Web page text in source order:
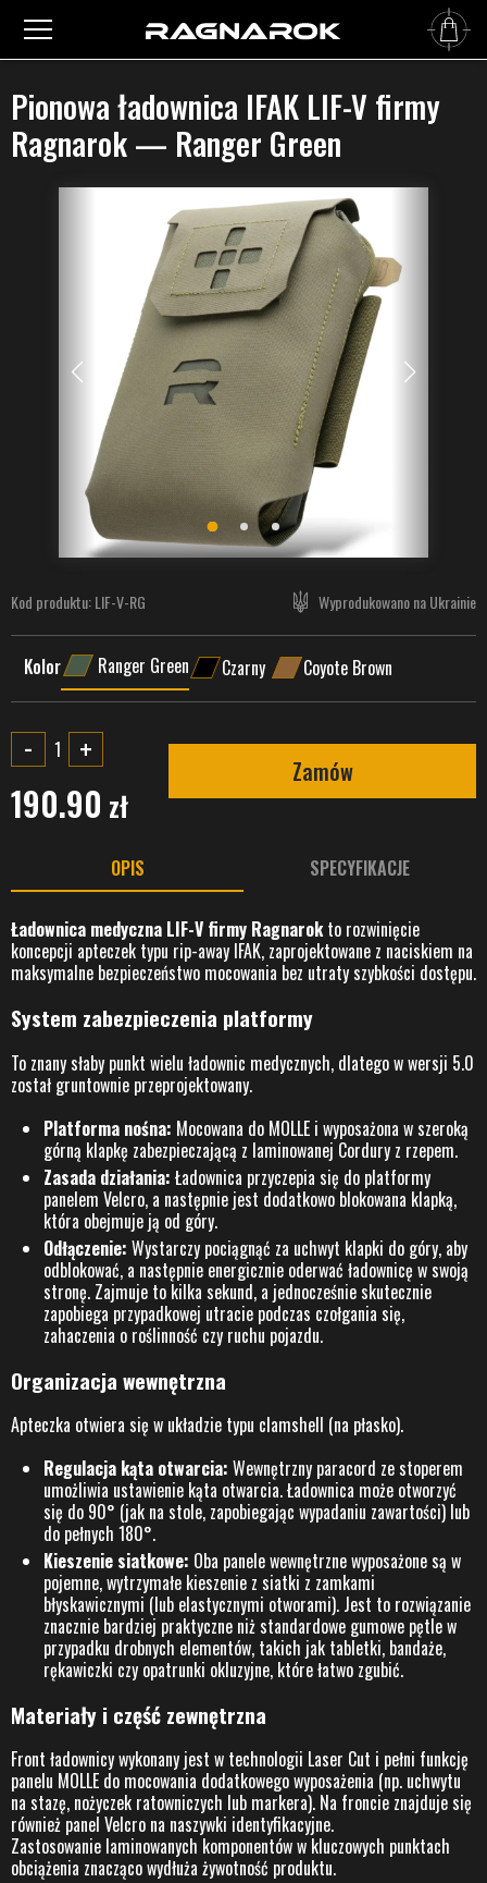
Główna› Wyposażenie taktyczne›Ładownice IFAK›Pionowa ładownica IFAK LIF-V firmy
Pionowa ładownica IFAK LIF-V firmy
Ragnarok — Ranger Green
Kod produktu:LIF-V-RG Wyprodukowano na Ukrainie
Kolor Ranger Green Czarny Coyote Brown
- +
190.90 zł
Zamów
OPIS SPECYFIKACJE
Ładownica medyczna LIF-V firmy Ragnarokto rozwinięcie
koncepcji apteczek typu rip-away IFAK, zaprojektowane z naciskiem na
maksymalne bezpieczeństwo mocowania bez utraty szybkości dostępu.
System zabezpieczenia platformy
To znany słaby punkt wielu ładownic medycznych, dlatego w wersji 5.0
został gruntownie przeprojektowany.
Platforma nośna: Mocowana do MOLLE i wyposażona w szeroką
górną klapkę zabezpieczającą z laminowanej Cordury z rzepem.
Zasada działania: Ładownica przyczepia się do platformy
panelem Velcro, a następnie jest dodatkowo blokowana klapką,
która obejmuje ją od góry.
Odłączenie: Wystarczy pociągnąć za uchwyt klapki do góry, aby
odblokować, a następnie energicznie oderwać ładownicę w swoją
stronę. Zajmuje to kilka sekund, a jednocześnie skutecznie
zapobiega przypadkowej utracie podczas czołgania się,
zahaczenia o roślinność czy ruchu pojazdu.
Organizacja wewnętrzna
Apteczka otwiera się w układzie typu clamshell (na płasko).
Regulacja kąta otwarcia: Wewnętrzny paracord ze stoperem
umożliwia ustawienie kąta otwarcia. Ładownica może otworzyć
się do 90° (jak na stole, zapobiegając wypadaniu zawartości) lub
do pełnych 180°.
Kieszenie siatkowe: Oba panele wewnętrzne wyposażone są w
pojemne, wytrzymałe kieszenie z siatki z zamkami
błyskawicznymi (lub elastycznymi otworami). Jest to rozwiązanie
znacznie bardziej praktyczne niż standardowe gumowe pętle w
przypadku drobnych elementów, takich jak tabletki, bandaże,
rękawiczki czy opatrunki okluzyjne, które łatwo zgubić.
Materiały i część zewnętrzna
Front ładownicy wykonany jest w technologii Laser Cut i pełni funkcję
panelu MOLLE do mocowania dodatkowego wyposażenia (np. uchwytu
na stazę, nożyczek ratowniczych lub markera). Na froncie znajduje się
również panel Velcro na naszywki identyfikacyjne.
Zastosowanie laminowanych komponentów w kluczowych punktach
obciążenia znacząco wydłuża żywotność produktu.